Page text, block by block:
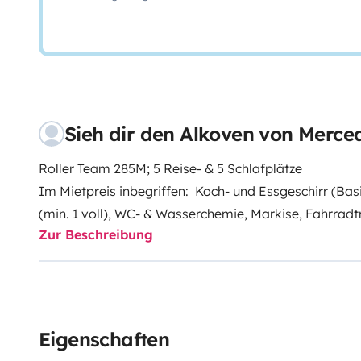
Sieh dir den Alkoven von
Roller Team 285M; 5 Reise- & 5 Schlafplätze
Im Mietpreis inbegriffen: Koch- und Essgeschirr
(min. 1 voll), WC- & Wasserchemie, Markise,
mit 5 Stühlen, Kabelrolle, Adapter, Auffahrkeile,
Wunsch Vorzeltteppich. Hundezubehör: eingebaute
Zur Beschreibung
Eigenschaften